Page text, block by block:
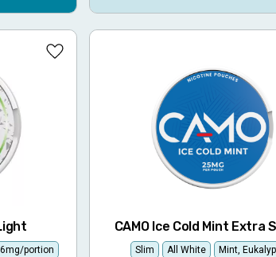
6mg/portion
Lägg till i favoriter
CAMO Ice Cold Mint Extra
Slim All White
Mint,